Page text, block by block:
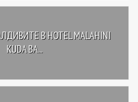
В HOTEL MALAHINI
KUDA BA...